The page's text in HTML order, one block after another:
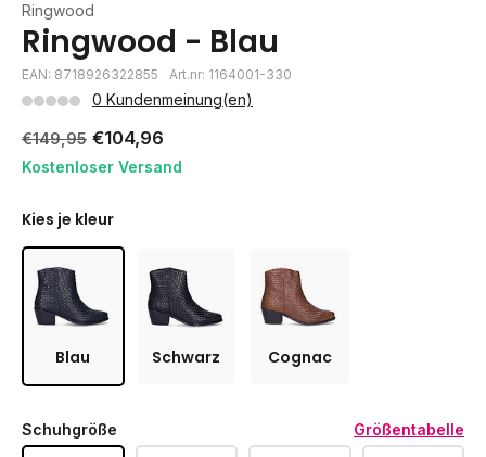
Ringwood
Ringwood - Blau
EAN: 8718926322855 Art.nr: 1164001-330
0 Kundenmeinung(en)
€149,95 €104,96
Kostenloser Versand
Kies je kleur
Blau Schwarz Cognac
Schuhgröße Größentabelle